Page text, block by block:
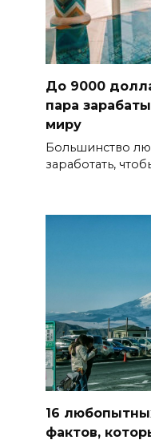
До 9000
пара
миру
Большинство
заработать,
16
фактов,